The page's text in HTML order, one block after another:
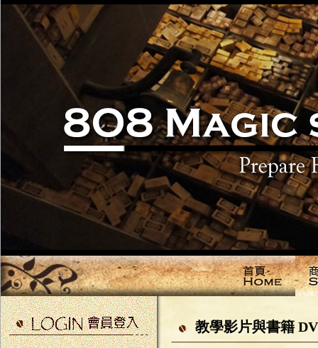
教學影片與書籍